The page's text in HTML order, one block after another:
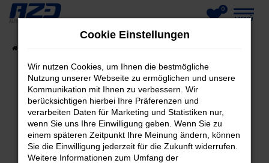
Zum
springen
0
MENÜ
FEHLER: NETWORK ERROR
Beim Laden ist ein Fehler aufgetreten.
Hier sind ein paar Tipps, die dir helfen können:
Cookie Einstellungen
Wir nutzen Cookies, um Ihnen die bestmögliche
Nutzung unserer Webseite zu ermöglichen und unsere
Kommunikation mit Ihnen zu verbessern. Wir
berücksichtigen hierbei Ihre Präferenzen und
verarbeiten Daten für Marketing und Statistiken nur,
wenn Sie uns Ihre Einwilligung geben. Wenn Sie zu
einem späteren Zeitpunkt Ihre Meinung ändern, können
Sie die Einwilligung jederzeit für die Zukunft widerrufen.
Weitere Informationen zum Umfang der